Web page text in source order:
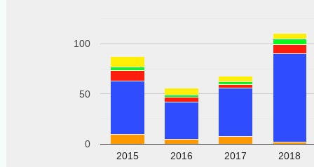
2015 2016 2017 2018
0
50
100